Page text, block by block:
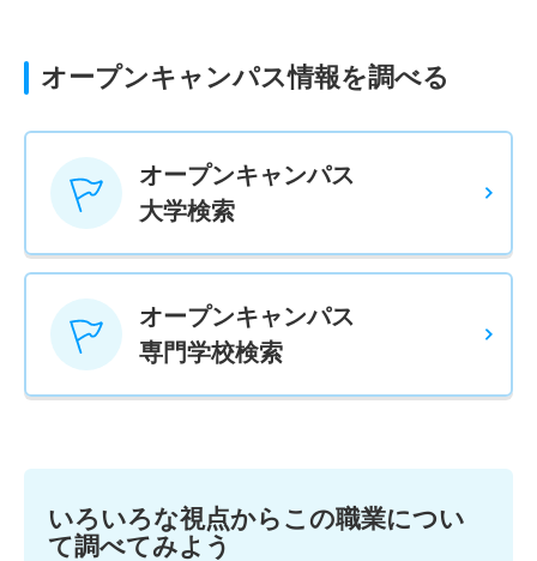
オープンキャンパス情報を調べる
オープンキャンパス
大学検索
オープンキャンパス
専門学校検索
いろいろな視点からこの職業につい
て調べてみよう